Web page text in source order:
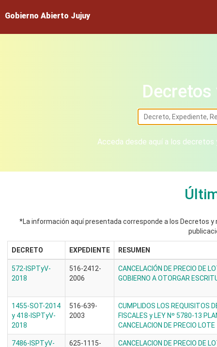
Gobierno Abierto Jujuy
Acceda desde aquí a los
*La información aquí presentada corresponde a los Decretos
DECRETO EXPEDIENTE RESUMEN
572-ISPTyV-
2018
516-2412-
2006
CANCELACIÓN DE PRECIO DE
GOBIERNO A OTORGAR
1455-SOT-2014
y 418-ISPTyV-
2018
516-639-
2003
CUMPLIDOS LOS REQUISITOS
FISCALES y LEY Nº 5780-13
CANCELACION DE PRECIO LOTE
7486-ISPTyV-
625-1115-
CANCELACION DE PRECIO DE